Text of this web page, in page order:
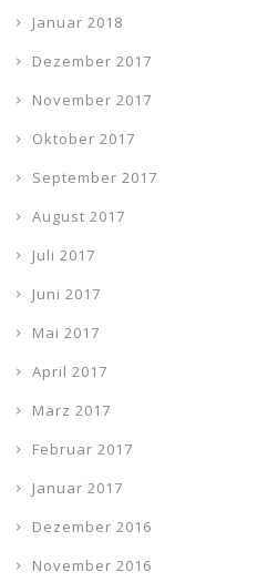
Januar 2018
Dezember 2017
November 2017
Oktober 2017
September 2017
August 2017
Juli 2017
Juni 2017
Mai 2017
April 2017
März 2017
Februar 2017
Januar 2017
Dezember 2016
November 2016